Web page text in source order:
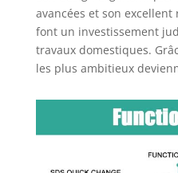
avancées et son
font un investissement
travaux domestiques.
les plus ambitieux